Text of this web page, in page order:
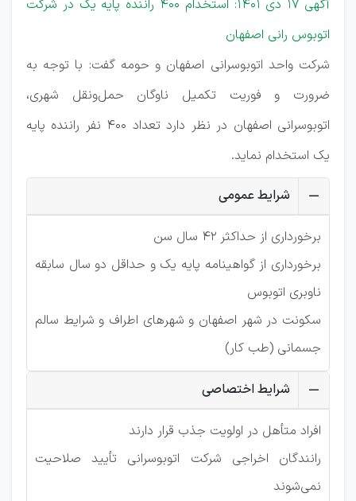
آگهی 17 دی 1401: استخدام 400 راننده پایه یک در شرکت
اتوبوس رانی اصفهان
شرکت واحد اتوبوسرانی اصفهان و حومه گفت: با توجه به
ضرورت و فوریت تکمیل ناوگان حمل‌ونقل شهری،
اتوبوسرانی اصفهان در نظر دارد تعداد 400 نفر راننده پایه
یک استخدام نماید.
شرایط عمومی
برخورداری از حداکثر ۴۲ سال سن
برخورداری از گواهینامه پایه یک و حداقل دو سال سابقه
ناوبری اتوبوس
سکونت در شهر اصفهان و شهرهای اطراف و شرایط سالم
جسمانی (طب کار)
شرایط اختصاصی
افراد متأهل در اولویت جذب قرار دارند
رانندگان اخراجی شرکت اتوبوسرانی تأیید صلاحیت
نمی‌شوند